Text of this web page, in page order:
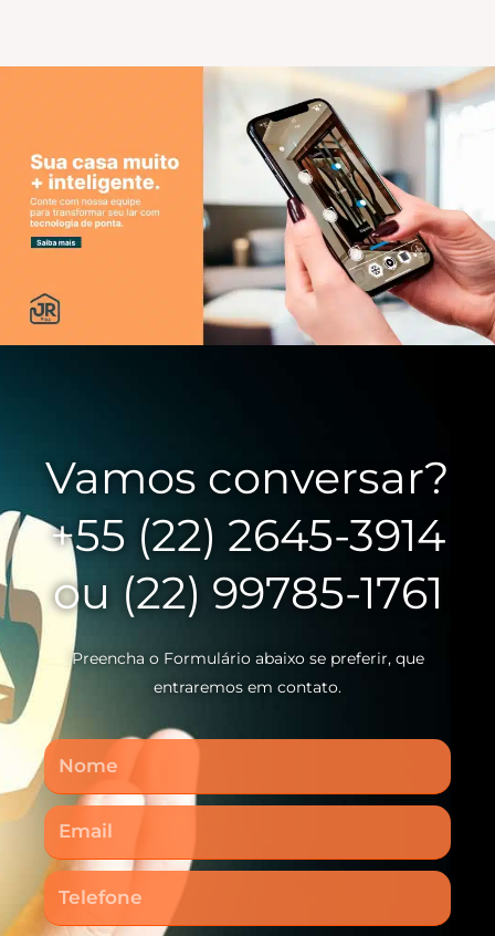
Vamos conversar?
+55 (22) 2645-3914
ou (22) 99785-1761
Preencha o Formulário abaixo se preferir, que
entraremos em contato.
Nome
Email
Telefone